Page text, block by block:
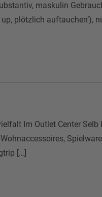
maskulin
plötzlich auftauchen‘),
Im Outlet Center
[…]